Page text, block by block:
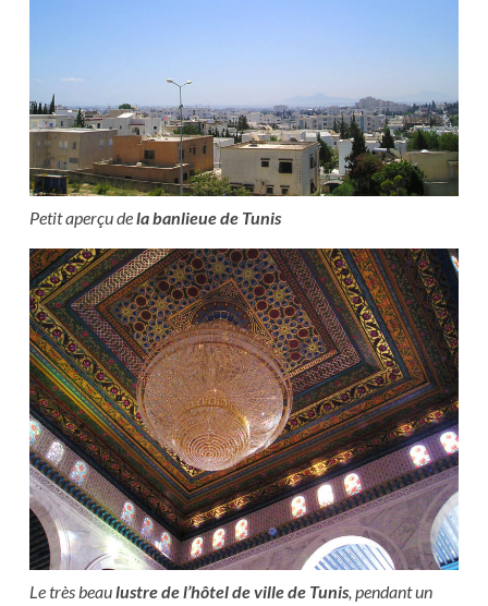
Petit aperçu dela banlieue de Tunis
Le très beaulustre de l’hôtel de ville de Tunis, pendant un